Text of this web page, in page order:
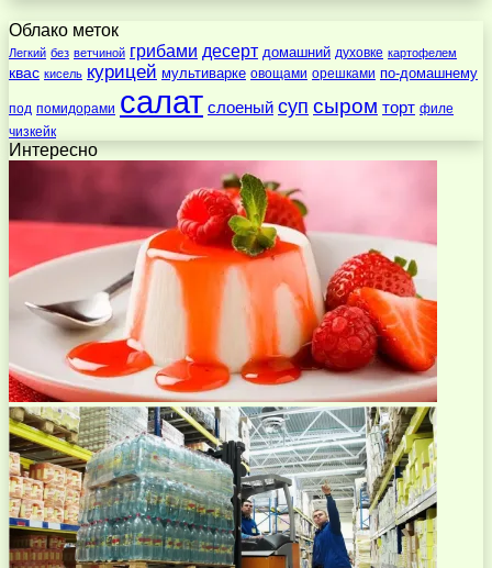
Облако меток
Легкий без ветчиной грибами десерт домашний духовке картофелем
квас кисель курицей мультиварке овощами орешками по-домашнему
под помидорами салат слоеный суп сыром торт филе
чизкейк
Интересно